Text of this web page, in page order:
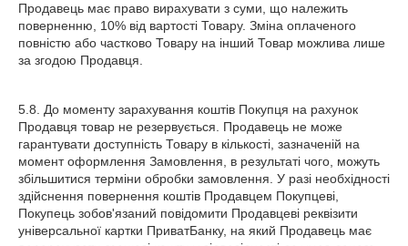
Продавець має право вирахувати з суми, що належить
поверненню, 10% від вартості Товару. Зміна оплаченого
повністю або частково Товару на інший Товар можлива лише
за згодою Продавця.
5.8. До моменту зарахування коштів Покупця на рахунок
Продавця товар не резервується. Продавець не може
гарантувати доступність Товару в кількості, зазначеній на
момент оформлення Замовлення, в результаті чого, можуть
збільшитися терміни обробки замовлення. У разі необхідності
здійснення повернення коштів Продавцем Покупцеві,
Покупець зобов'язаний повідомити Продавцеві реквізити
універсальної картки ПриватБанку, на який Продавець має